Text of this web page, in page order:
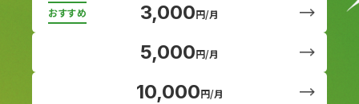
3,000円/月
5,000円/月
10,000円/月